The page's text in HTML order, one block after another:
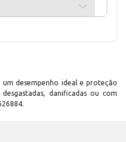
um desempenho ideal e proteção
danificadas ou com